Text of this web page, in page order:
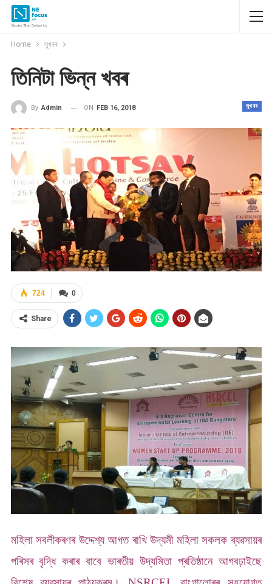
Home সুখবৰ
তিনিটা ভিন্ন খবৰ
সুখবৰ
By Admin ON FEB 16, 2018
0
724
Share
মহিলা সবলীকৰণৰ উদ্দেশ্য আগত ৰাখি উদ্যমী মহিলা সকলক ব্যৱসায়ৰ
পৰিসৰ বৃদ্ধি কৰাৰ বাবে ভাৰতীয় উদ্যমিতা প্ৰতিষ্ঠানে আগবঢ়াইছে